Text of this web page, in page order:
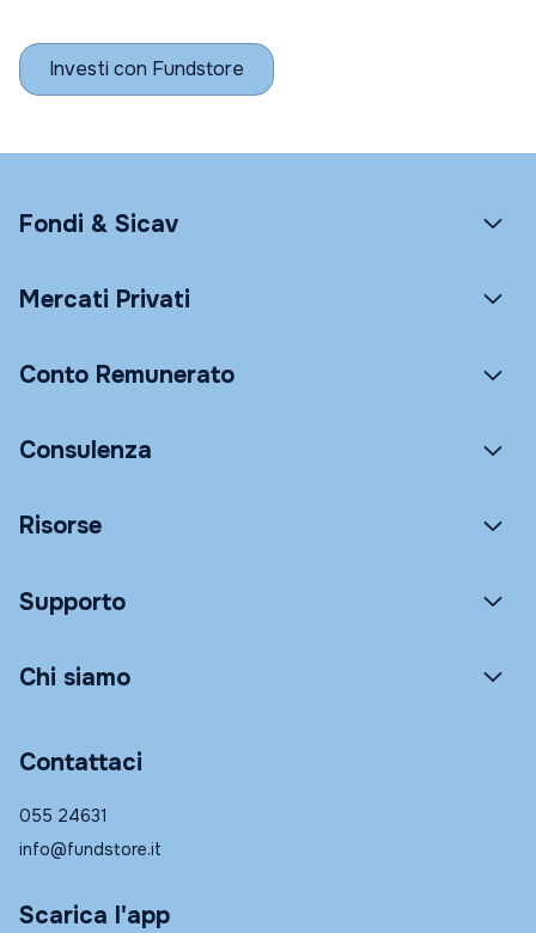
Investi con Fundstore
Fondi & Sicav
Mercati Privati
Conto Remunerato
Consulenza
Risorse
Supporto
Chi siamo
Contattaci
055 24631
info@fundstore.it
Scarica l'app